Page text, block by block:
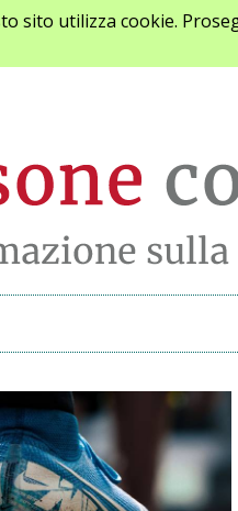
sito utilizza cookie.
notizie